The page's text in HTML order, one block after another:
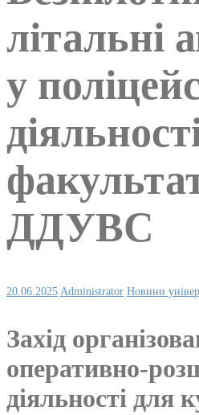
літальні
у
ДДУВС
20.06.2025 Administrator Новини
Захід
оперативно-
діяльності для